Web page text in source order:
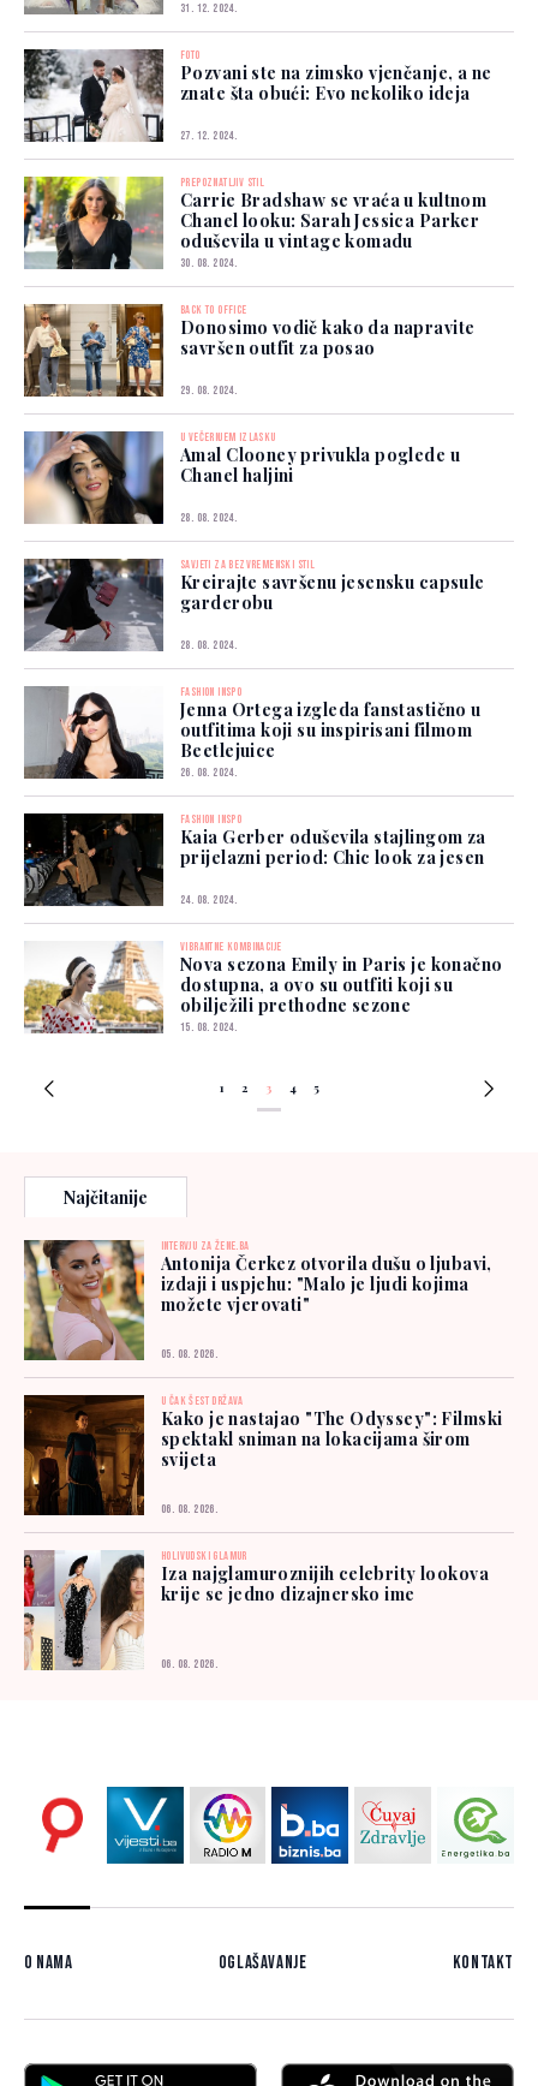
31. 12. 2024.
FOTO
Pozvani ste na zimsko vjenčanje, a ne
znate šta obući: Evo nekoliko ideja
27. 12. 2024.
PREPOZNATLJIV STIL
Carrie Bradshaw se vraća u kultnom
Chanel looku: Sarah Jessica Parker
oduševila u vintage komadu
30. 08. 2024.
BACK TO OFFICE
Donosimo vodič kako da napravite
savršen outfit za posao
29. 08. 2024.
U VEČERNJEM IZLASKU
Amal Clooney privukla poglede u
Chanel haljini
28. 08. 2024.
SAVJETI ZA BEZVREMENSKI STIL
Kreirajte savršenu jesensku capsule
garderobu
28. 08. 2024.
FASHION INSPO
Jenna Ortega izgleda fanstastično u
outfitima koji su inspirisani filmom
Beetlejuice
26. 08. 2024.
FASHION INSPO
Kaia Gerber oduševila stajlingom za
prijelazni period: Chic look za jesen
24. 08. 2024.
VIBRANTNE KOMBINACIJE
Nova sezona Emily in Paris je konačno
dostupna, a ovo su outfiti koji su
obilježili prethodne sezone
15. 08. 2024.
1 2 3 4 5
Najčitanije
INTERVJU ZA ŽENE.BA
Antonija Čerkez otvorila dušu o ljubavi,
izdaji i uspjehu: "Malo je ljudi kojima
možete vjerovati"
05. 08. 2026.
U ČAK ŠEST DRŽAVA
Kako je nastajao "The Odyssey": Filmski
spektakl sniman na lokacijama širom
svijeta
06. 08. 2026.
HOLIVUDSKI GLAMUR
Iza najglamuroznijih celebrity lookova
krije se jedno dizajnersko ime
06. 08. 2026.
O nama Oglašavanje Kontakt